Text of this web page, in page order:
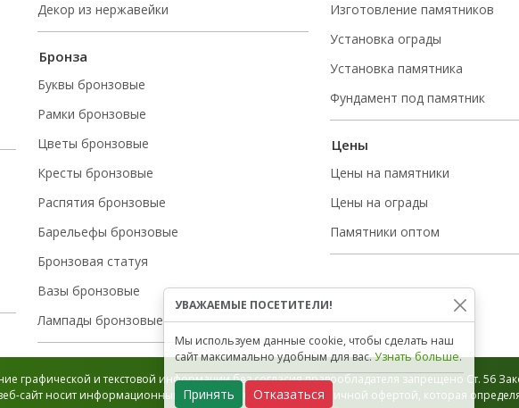
Декор из нержавейки
Бронза
Буквы бронзовые
Рамки бронзовые
Цветы бронзовые
Кресты бронзовые
Распятия бронзовые
Барельефы бронзовые
Бронзовая статуя
Вазы бронзовые
Лампады бронзовые
Изготовление памятников
Установка ограды
Установка памятника
Фундамент под памятник
Цены
Цены на памятники
Цены на ограды
Памятники оптом
графической и текстовой информации без согласия правообладателя запрещено Ст. 56
сайт носит информационный характер и не является публичной офертой, которая
УВАЖАЕМЫЕ ПОСЕТИТЕЛИ!
Мы используем данные cookie, чтобы сделать наш
сайт максимально удобным для вас.Узнать больше.
Принять Отказаться